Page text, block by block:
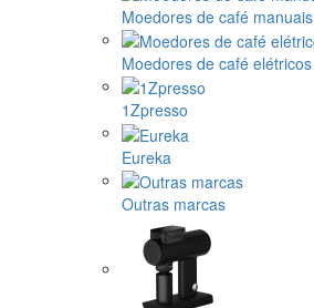
Moedores de café manuais
Moedores de café elétricos
1Zpresso
Eureka
Outras marcas